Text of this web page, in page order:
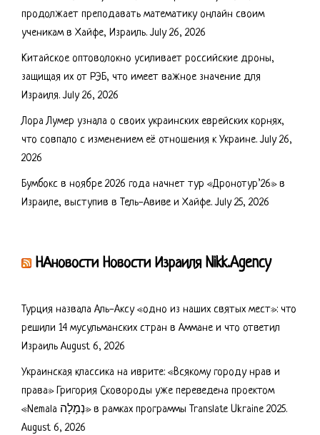
продолжает преподавать математику онлайн своим
ученикам в Хайфе, Израиль. July 26, 2026
Китайское оптоволокно усиливает российские дроны,
защищая их от РЭБ, что имеет важное значение для
Израиля. July 26, 2026
Лора Лумер узнала о своих украинских еврейских корнях,
что совпало с изменением её отношения к Украине. July 26,
2026
Бумбокс в ноябре 2026 года начнет тур «Дронотур’26» в
Израиле, выступив в Тель-Авиве и Хайфе. July 25, 2026
НАновости Новости Израиля Nikk.Agency
Турция назвала Аль-Аксу «одно из наших святых мест»: что
решили 14 мусульманских стран в Аммане и что ответил
Израиль August 6, 2026
Украинская классика на иврите: «Всякому городу нрав и
права» Григория Сковороды уже переведена проектом
«Nemala נְמָלָה» в рамках программы Translate Ukraine 2025.
August 6, 2026